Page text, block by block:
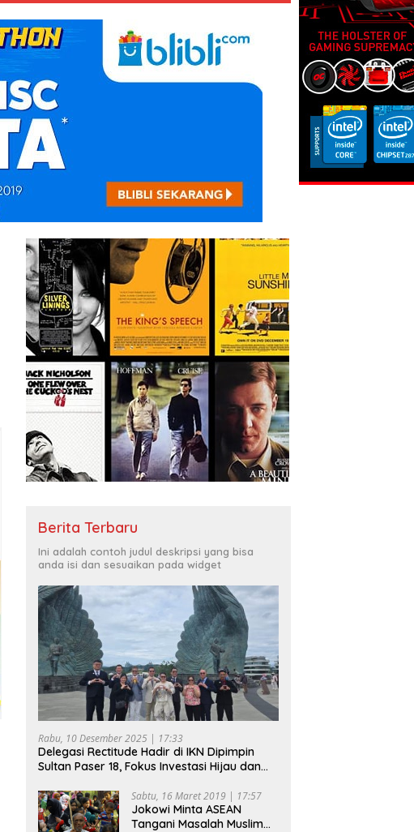
Berita Terbaru
Ini adalah contoh judul deskripsi yang bisa
anda isi dan sesuaikan pada widget
Rabu, 10 Desember 2025 | 17:33
Delegasi Rectitude Hadir di IKN Dipimpin
Sultan Paser 18, Fokus Investasi Hijau dan
Sabtu, 16 Maret 2019 | 17:57
Jokowi Minta ASEAN
Tangani Masalah Muslim